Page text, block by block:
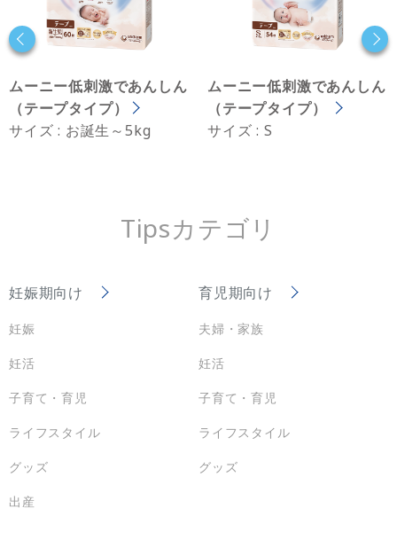
ムーニー低刺激であんしん
（テープタイプ）
サイズ : お誕生～5kg
ムーニー低刺激であんしん
（テープタイプ）
サイズ : S
Tipsカテゴリ
妊娠期向け
妊娠
妊活
子育て・育児
ライフスタイル
グッズ
出産
育児期向け
夫婦・家族
妊活
子育て・育児
ライフスタイル
グッズ